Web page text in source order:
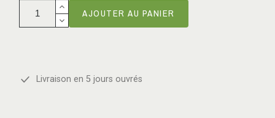
AJOUTER AU PANIER
Livraison en 5 jours ouvrés